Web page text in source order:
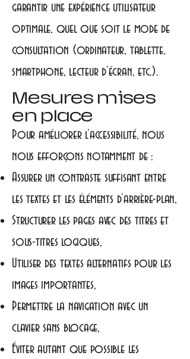
garantir une expérience utilisateur
optimale, quel que soit le mode de
consultation (ordinateur, tablette,
smartphone, lecteur d’écran, etc.).
Mesures mises
en place
Pour améliorer l’accessibilité, nous
nous efforçons notamment de :
Assurer un contraste suffisant entre
les textes et les éléments d’arrière-plan,
Structurer les pages avec des titres et
sous-titres logiques,
Utiliser des textes alternatifs pour les
images importantes,
Permettre la navigation avec un
clavier sans blocage,
Éviter autant que possible les